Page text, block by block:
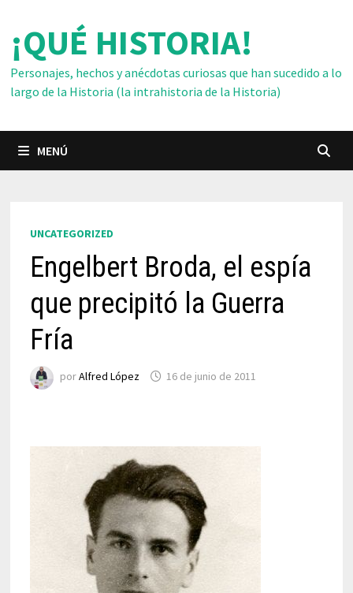
contenido
¡QUÉ HISTORIA!
Personajes, hechos y anécdotas curiosas que han sucedido a lo
largo de la Historia (la intrahistoria de la Historia)
MENÚ
UNCATEGORIZED
Engelbert Broda, el espía
que precipitó la Guerra
Fría
porAlfred López 16 de junio de 2011